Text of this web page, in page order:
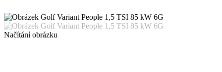
Načítání obrázku